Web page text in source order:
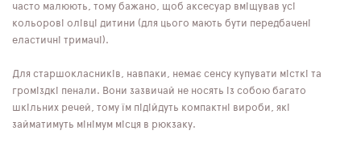
часто малюють, тому бажано, щоб аксесуар вміщував усі
кольорові олівці дитини (для цього мають бути передбачені
еластичні тримачі).
Для старшокласників, навпаки, немає сенсу купувати місткі та
громіздкі пенали. Вони зазвичай не носять із собою багато
шкільних речей, тому їм підійдуть компактні вироби, які
займатимуть мінімум місця в рюкзаку.